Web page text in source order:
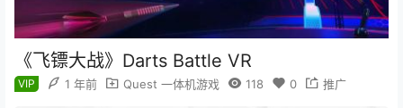
《飞镖大战》Darts Battle VR
VIP 1 年前 Quest 一体机游戏 118 0 推广